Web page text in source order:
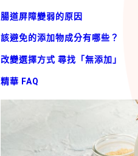
腸道屏障變弱的原因
該避免的添加物成分有哪些？
改變選擇方式 尋找「無添加」
精華 FAQ